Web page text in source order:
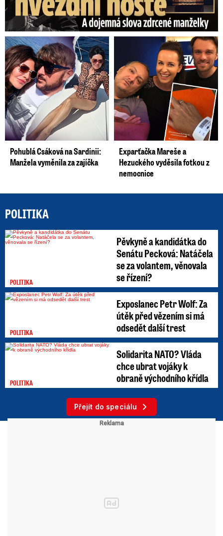
Pohublá Csáková na Sardinii:
Manžela vyměnila za zajíčka
Exparťačka Mareše a
Hezuckého vyděsila fotkou z
nemocnice
POLITIKA
POLITIKA
Pěvkyně a kandidátka do
Senátu Pecková: Natáčela
se za volantem, věnovala
se řízení?
POLITIKA
Exposlanec Petr Wolf: Za
útěk před vězením si má
odsedět další trest
POLITIKA
Solidarita NATO? Vláda
chce ubrat vojáky k
obraně východního křídla
Přejít do speciálu